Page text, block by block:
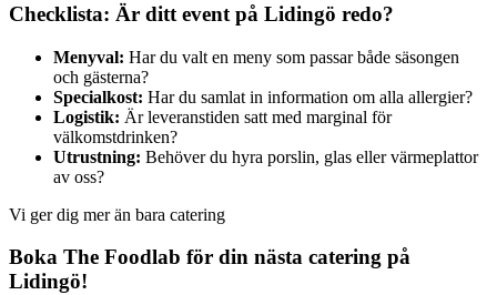
Checklista: Är ditt event på Lidingö redo?
Menyval: Har du valt en meny som passar både säsongen
och gästerna?
Specialkost: Har du samlat in information om alla allergier?
Logistik: Är leveranstiden satt med marginal för
välkomstdrinken?
Utrustning: Behöver du hyra porslin, glas eller värmeplattor
av oss?
Vi ger dig mer än bara catering
Boka The Foodlab för din nästa catering på
Lidingö!